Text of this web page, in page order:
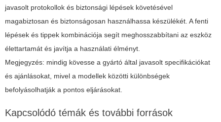
javasolt protokollok és biztonsági lépések követésével
magabiztosan és biztonságosan használhassa készülékét. A fenti
lépések és tippek kombinációja segít meghosszabbítani az eszköz
élettartamát és javítja a használati élményt.
Megjegyzés: mindig kövesse a gyártó által javasolt specifikációkat
és ajánlásokat, mivel a modellek közötti különbségek
befolyásolhatják a pontos eljárásokat.
Kapcsolódó témák és további források